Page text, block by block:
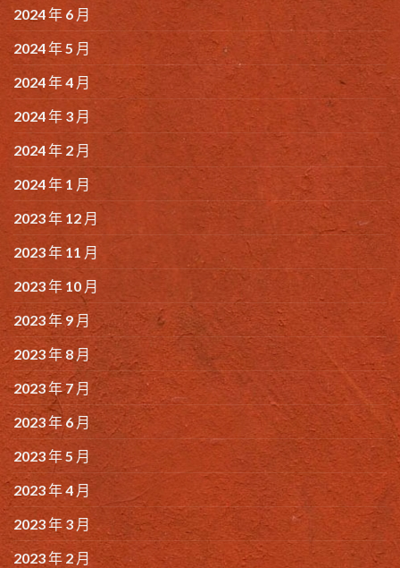
2024 年 6 月
2024 年 5 月
2024 年 4 月
2024 年 3 月
2024 年 2 月
2024 年 1 月
2023 年 12 月
2023 年 11 月
2023 年 10 月
2023 年 9 月
2023 年 8 月
2023 年 7 月
2023 年 6 月
2023 年 5 月
2023 年 4 月
2023 年 3 月
2023 年 2 月